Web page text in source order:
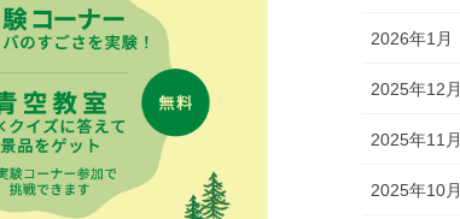
2026年1月
2025年12月
2025年11月
2025年10月